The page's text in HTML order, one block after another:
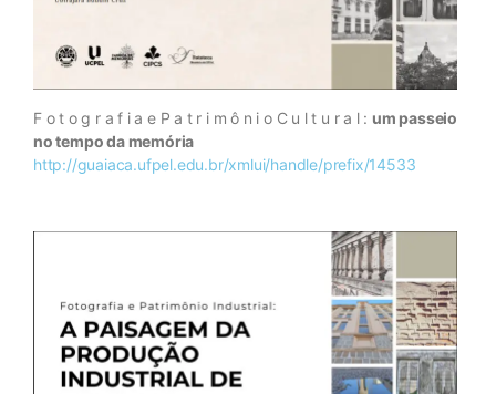
F o t o g r a f i a e P a t r i m ô n i o C u l t u r a l : um passeio
no tempo da memória
http://guaiaca.ufpel.edu.br/xmlui/handle/prefix/14533